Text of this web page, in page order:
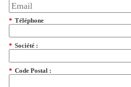
* Téléphone
* Société :
* Code Postal :